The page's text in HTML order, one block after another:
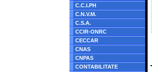
C.C.I.PH
C.N.V.M.
C.S.A.
CCIR-ONRC
CECCAR
CNAS
CNPAS
CONTABILITATE